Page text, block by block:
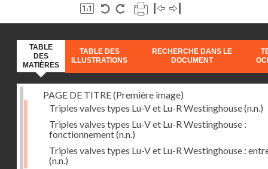
TABLE
DES
MATIÈRES
TABLE DES
ILLUSTRATIONS
RECHERCHE DANS LE
DOCUMENT
PAGE DE TITRE (Première image)
Triples valves types Lu-V et Lu-R Westinghouse(n.n.)
Triples valves types Lu-V et Lu-R Westinghouse :
fonctionnement(n.n.)
Triples valves types Lu-V et Lu-R Westinghouse :
(n.n.)